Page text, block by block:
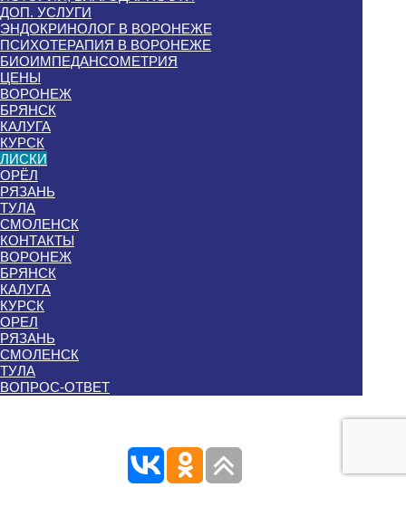
ДОП. УСЛУГИ
ЭНДОКРИНОЛОГ В ВОРОНЕЖЕ
ПСИХОТЕРАПИЯ В ВОРОНЕЖЕ
БИОИМПЕДАНСОМЕТРИЯ
ЦЕНЫ
ВОРОНЕЖ
БРЯНСК
КАЛУГА
КУРСК
ЛИСКИ
ОРЁЛ
РЯЗАНЬ
ТУЛА
СМОЛЕНСК
КОНТАКТЫ
ВОРОНЕЖ
БРЯНСК
КАЛУГА
КУРСК
ОРЕЛ
РЯЗАНЬ
СМОЛЕНСК
ТУЛА
ВОПРОС-ОТВЕТ